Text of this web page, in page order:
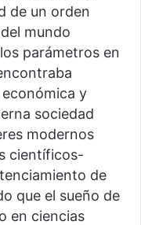
de un orden
mundo
parámetros en
y
sociedad
modernos
científicos-
de
que el sueño de
en ciencias